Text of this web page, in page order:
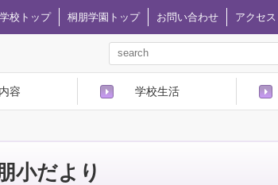
校トップ 桐朋学園トップ お問い合わせ アクセス
容 学校生活
小だより